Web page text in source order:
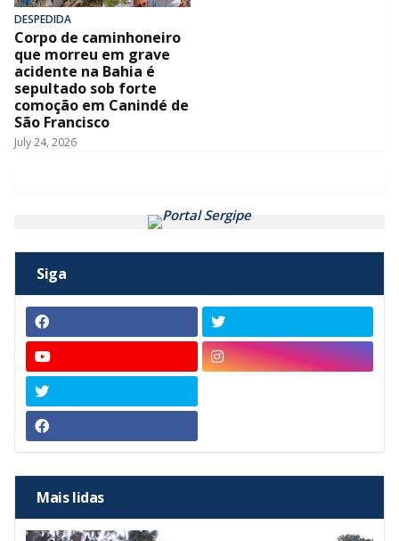
DESPEDIDA
Corpo de caminhoneiro
que morreu em grave
acidente na Bahia é
sepultado sob forte
comoção em Canindé de
São Francisco
July 24, 2026
Siga
Mais lidas